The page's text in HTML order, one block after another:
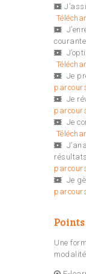
Je
Je
Je
Je
Une